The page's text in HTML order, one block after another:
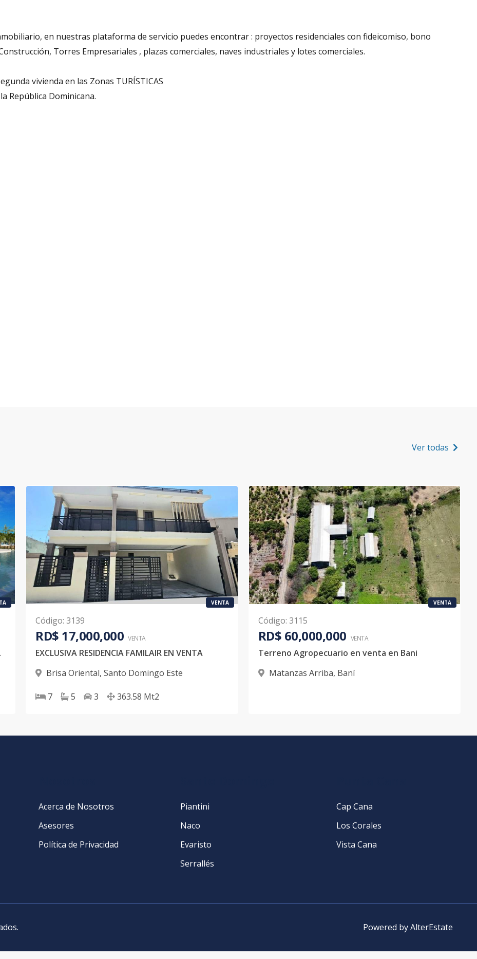
en nuestras plataforma de servicio puedes encontrar : proyectos residenciales con fideicomiso, bono
Torres Empresariales , plazas comerciales, naves industriales y lotes comerciales.
vivienda en las Zonas TURÍSTICAS
República Dominicana.
Ver todas
VENTA
Código:3139
RD$ 17,000,000 VENTA
EXCLUSIVA RESIDENCIA FAMILAIR EN VENTA
Brisa Oriental,Santo Domingo Este
7 5 3 363.58 Mt2
VENTA
Código: 3115
RD$ 60,000,000 VENTA
Terreno Agropecuario en venta en Bani
Matanzas Arriba, Baní
Acerca de Nosotros
Asesores
Política de Privacidad
Piantini
Naco
Evaristo
Serrallés
Cap Cana
Los Corales
Vista Cana
. Powered byAlterEstate